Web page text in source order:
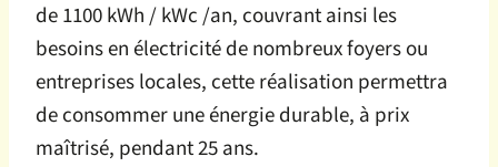
de 1100 kWh / kWc /an, couvrant ainsi les
besoins en électricité de nombreux foyers ou
entreprises locales, cette réalisation permettra
de consommer une énergie durable, à prix
maîtrisé, pendant 25 ans.